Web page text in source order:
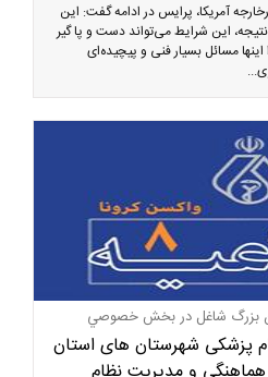
آمریکا، پرایس در ادامه گفت: این
این شرایط می‌تواند دست و پا گیر
مسائل بسیار فنی و پیچیده‌ای
بزرگ شاغل در بخش خصوصي
پزشکی شهرستان های استان